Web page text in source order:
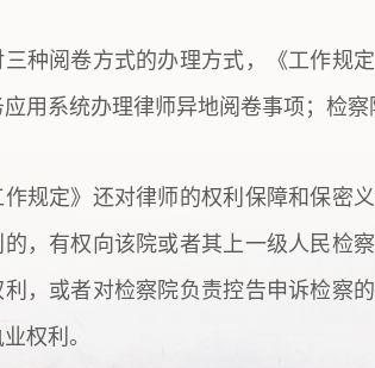
三种阅卷方式的办理方式，《工作规
应用系统办理律师异地阅卷事项；检察
作规定》还对律师的权利保障和保密
的，有权向该院或者其上一级人民检
利，或者对检察院负责控告申诉检察
权利。